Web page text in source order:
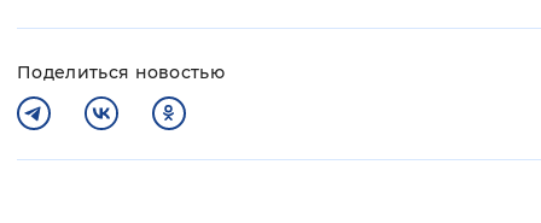
Поделиться новостью